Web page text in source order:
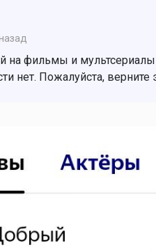
на фильмы и
нет. Пожалуйста,